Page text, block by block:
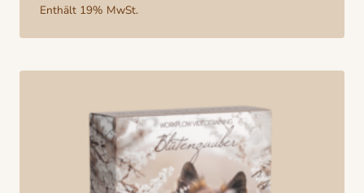
Enthält 19% MwSt.